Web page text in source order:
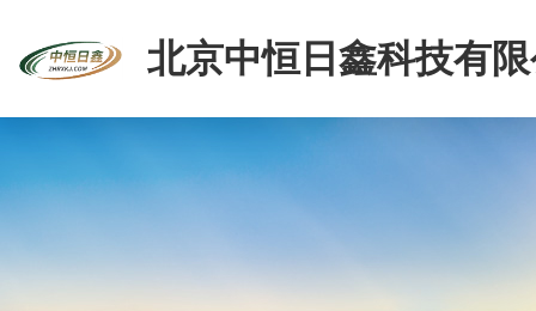
北京中恒日鑫科技有